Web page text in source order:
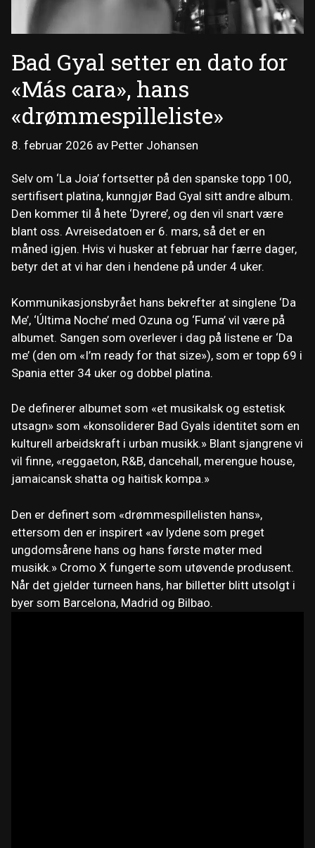
Bad Gyal setter en dato for
«Más cara», hans
«drømmespilleliste»
8. februar 2026 av Petter Johansen
Selv om ‘La Joia’ fortsetter på den spanske topp 100,
sertifisert platina, kunngjør Bad Gyal sitt andre album.
Den kommer til å hete ‘Dyrere’, og den vil snart være
blant oss. Avreisedatoen er 6. mars, så det er en
måned igjen. Hvis vi husker at februar har færre dager,
betyr det at vi har den i hendene på under 4 uker.
Kommunikasjonsbyrået hans bekrefter at singlene ‘Da
Me’, ‘Última Noche’ med Ozuna og ‘Fuma’ vil være på
albumet. Sangen som overlever i dag på listene er ‘Da
me’ (den om «I’m ready for that size»), som er topp 69 i
Spania etter 34 uker og dobbel platina.
De definerer albumet som «et musikalsk og estetisk
utsagn» som «konsoliderer Bad Gyals identitet som en
kulturell arbeidskraft i urban musikk.» Blant sjangrene vi
vil finne, «reggaeton, R&B, dancehall, merengue house,
jamaicansk shatta og haitisk kompa.»
Den er definert som «drømmespillelisten hans»,
ettersom den er inspirert «av lydene som preget
ungdomsårene hans og hans første møter med
musikk.» Cromo X fungerte som utøvende produsent.
Når det gjelder turneen hans, har billetter blitt utsolgt i
byer som Barcelona, ​​​​Madrid og Bilbao.